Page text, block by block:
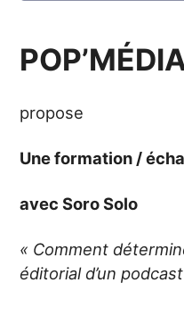
propose
Une formation /
avec Soro Solo
« Comment
éditorial d’un